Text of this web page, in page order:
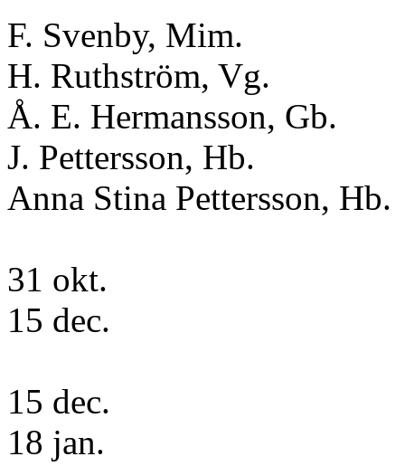
F. Svenby, Mim.
H. Ruthström, Vg.
Å. E. Hermansson, Gb.
J. Pettersson, Hb.
Anna Stina Pettersson, Hb.
31 okt.
15 dec.
15 dec.
18 jan.